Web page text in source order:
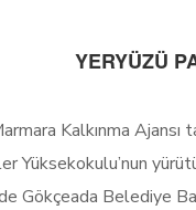
YERYÜZÜ
Kalkınma
Gökçeada Belediye